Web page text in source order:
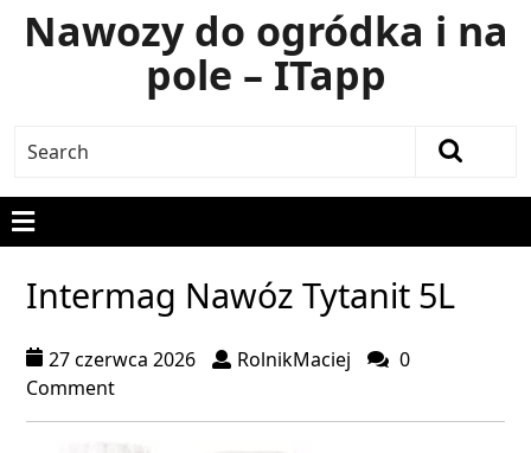
Nawozy do ogródka i na
pole – ITapp
Intermag Nawóz Tytanit 5L
27 czerwca 2026 RolnikMaciej
0
Comment